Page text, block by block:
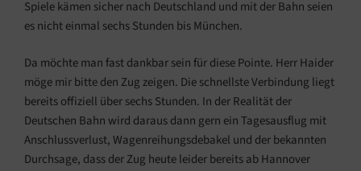
Spiele kämen sicher nach Deutschland und mit der Bahn seien
es nicht einmal sechs Stunden bis München.
Da möchte man fast dankbar sein für diese Pointe. Herr Haider
möge mir bitte den Zug zeigen. Die schnellste Verbindung liegt
bereits offiziell über sechs Stunden. In der Realität der
Deutschen Bahn wird daraus dann gern ein Tagesausflug mit
Anschlussverlust, Wagenreihungsdebakel und der bekannten
Durchsage, dass der Zug heute leider bereits ab Hannover